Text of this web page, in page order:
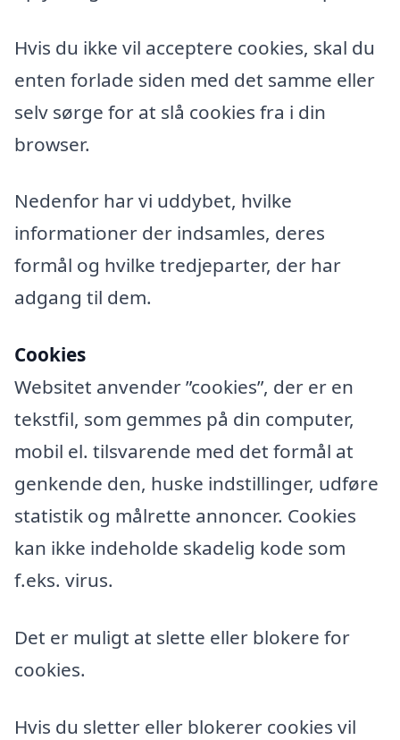
Hvis du ikke vil acceptere cookies, skal du
enten forlade siden med det samme eller
selv sørge for at slå cookies fra i din
browser.
Nedenfor har vi uddybet, hvilke
informationer der indsamles, deres
formål og hvilke tredjeparter, der har
adgang til dem.
Cookies
Websitet anvender ”cookies”, der er en
tekstfil, som gemmes på din computer,
mobil el. tilsvarende med det formål at
genkende den, huske indstillinger, udføre
statistik og målrette annoncer. Cookies
kan ikke indeholde skadelig kode som
f.eks. virus.
Det er muligt at slette eller blokere for
cookies.
Hvis du sletter eller blokerer cookies vil